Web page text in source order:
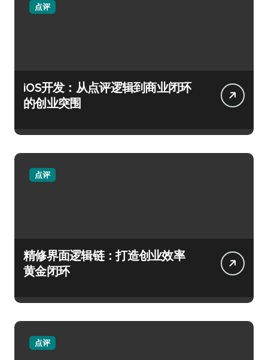
点评
iOS开发：从点评逻辑到商业闭环
的创业突围
点评
精修界面逻辑链：打造创业效率
黄金闭环
点评